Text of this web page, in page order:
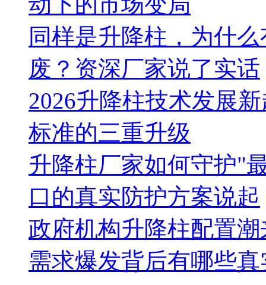
同样是升降柱，为什
废？资深厂家说了实话
2026升降柱技术发展
标准的三重升级
升降柱厂家如何守护"
口的真实防护方案说起
政府机构升降柱配置
需求爆发背后有哪些